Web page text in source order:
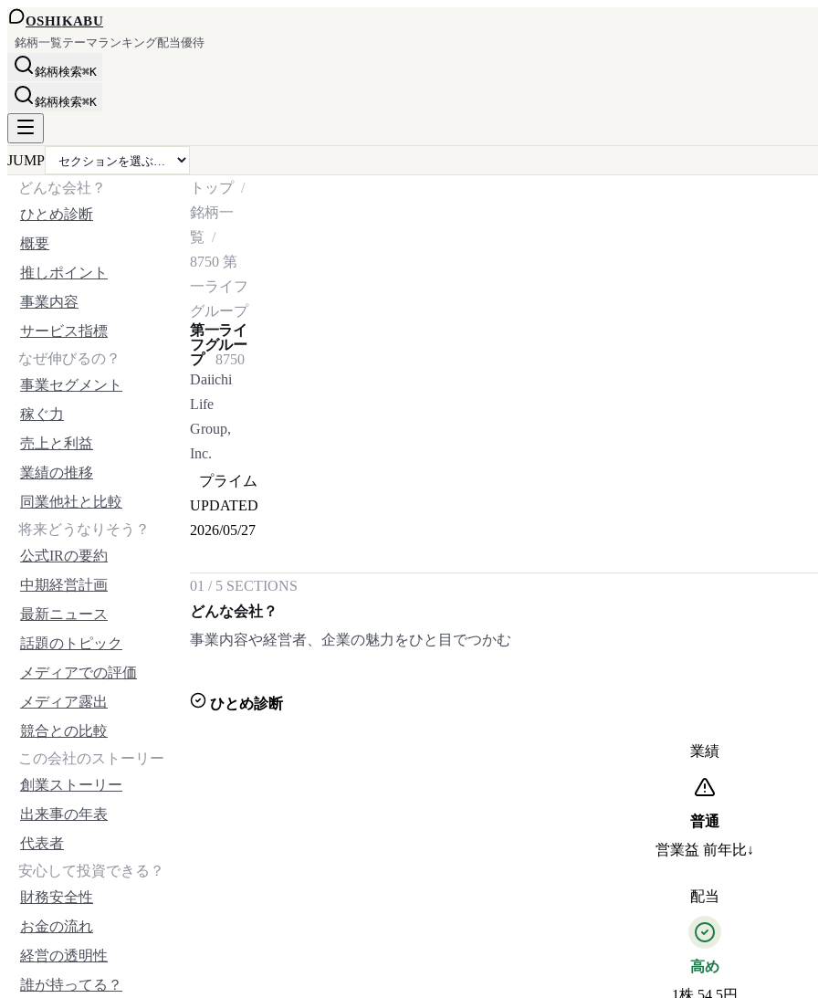
OSHIKABU
銘柄一覧テーマランキング配当優待
銘柄検索⌘K
銘柄検索⌘K
JUMP
どんな会社？
ひとめ診断
概要
推しポイント
事業内容
サービス指標
なぜ伸びるの？
事業セグメント
稼ぐ力
売上と利益
業績の推移
同業他社と比較
将来どうなりそう？
公式IRの要約
中期経営計画
最新ニュース
話題のトピック
メディアでの評価
メディア露出
競合との比較
この会社のストーリー
創業ストーリー
出来事の年表
代表者
安心して投資できる？
財務安全性
お金の流れ
経営の透明性
誰が持ってる？
トップ
銘柄一
覧
8750 第
一ライフ
グループ
第一ライ
フグルー
プ
8750
Daiichi
Life
Group,
Inc.
プライム
UPDATED
2026/05/27
01 / 5 SECTIONS
どんな会社？
事業内容や経営者、企業の魅力をひと目でつかむ
ひとめ診断
業績
普通
営業益 前年比↓
配当
高め
1株 54.5円